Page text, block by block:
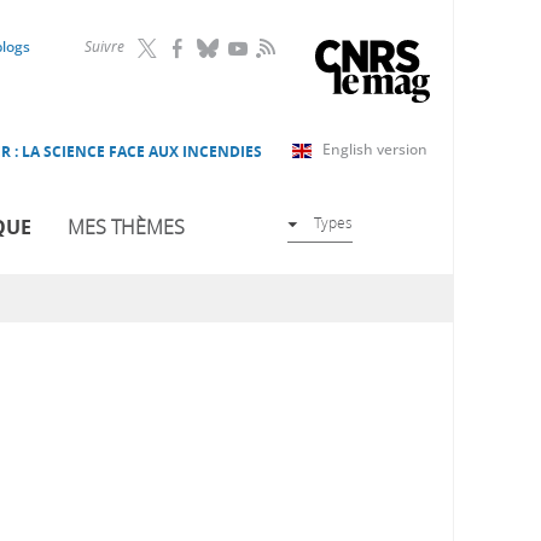
Suivre RSS
English version
: LA SCIENCE FACE AUX INCENDIES
MES THÈMES Types